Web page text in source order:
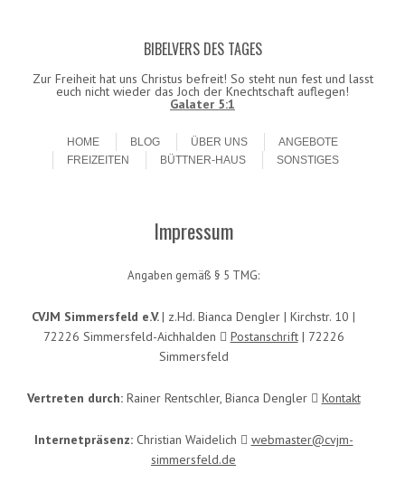
BIBELVERS DES TAGES
Zur Freiheit hat uns Christus befreit! So steht nun fest und lasst
euch nicht wieder das Joch der Knechtschaft auflegen!
Galater 5:1
HOME
BLOG ÜBER UNS
ANGEBOTE
FREIZEITEN
BÜTTNER-HAUS SONSTIGES
Impressum
Angaben gemäß § 5 TMG:
CVJM Simmersfeld e.V.| z.Hd. Bianca Dengler | Kirchstr. 10 |
72226 Simmersfeld-Aichhalden
Postanschrift| 72226
Simmersfeld
Vertreten durch: Rainer Rentschler, Bianca Dengler Kontakt
Internetpräsenz:Christian Waidelich
webmaster@cvjm-
simmersfeld.de
Datenschutzerklärung! Ok